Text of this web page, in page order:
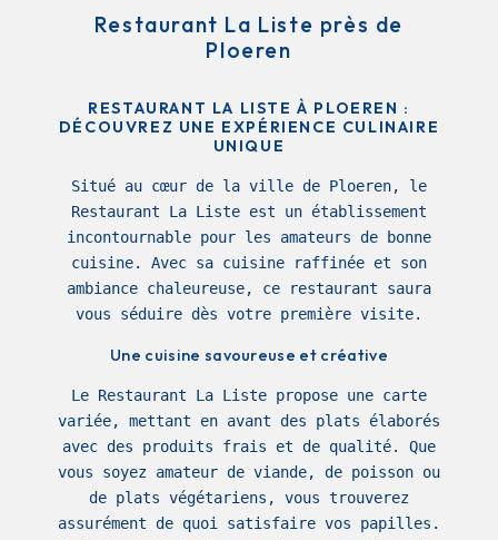
Restaurant La Liste près de
Ploeren
RESTAURANT LA LISTE À PLOEREN :
DÉCOUVREZ UNE EXPÉRIENCE CULINAIRE
UNIQUE
Situé au cœur de la ville de Ploeren, le
Restaurant La Liste est un établissement
incontournable pour les amateurs de bonne
cuisine. Avec sa cuisine raffinée et son
ambiance chaleureuse, ce restaurant saura
vous séduire dès votre première visite.
Une cuisine savoureuse et créative
Le Restaurant La Liste propose une carte
variée, mettant en avant des plats élaborés
avec des produits frais et de qualité. Que
vous soyez amateur de viande, de poisson ou
de plats végétariens, vous trouverez
assurément de quoi satisfaire vos papilles.